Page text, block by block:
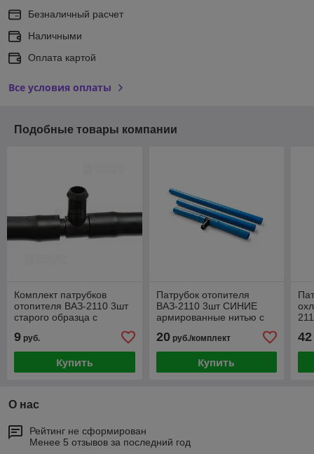
Безналичный расчет
Наличными
Оплата картой
Все условия оплаты
Подобные товары компании
Комплект патрубков
отопителя ВАЗ-2110 3шт
старого образца с
хомутами
9 руб.
Купить
Патрубок отопителя
ВАЗ-2110 3шт СИНИЕ
армированные нитью с
тройником
20руб./комплект
Купить
42
О нас
Рейтинг не сформирован
Менее 5 отзывов за последний год